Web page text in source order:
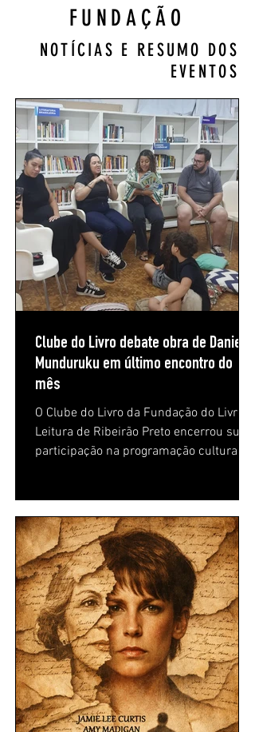
FUNDAÇÃO
NOTÍCIAS E RESUMO DOS
EVENTOS
Clube do Livro debate obra de Daniel
Munduruku em último encontro do
mês
O Clube do Livro da Fundação do Livro e
Leitura de Ribeirão Preto encerrou sua
participação na programação cultural
Gomes e com acessibilidade em Libras,
a atividade reuniu leitores para discutir
temas como tempo, ciclos da vida e
transformações humanas. Durante a
conversa, os participantes exploraram
as relações entre as estações do ano e
as diferentes fases da exist